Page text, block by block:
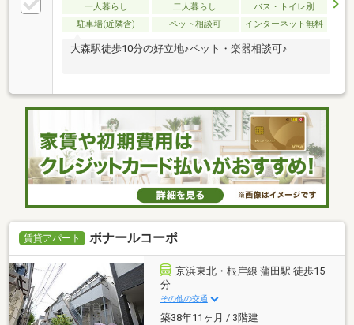
一人暮らし 二人暮らし
バス・トイレ別
駐車場(近隣含)
ペット相談可 インターネット無料
大森駅徒歩10分の好立地♪ペット・楽器相談可♪
賃貸アパート ボナールコーポ
京浜東北・根岸線 蒲田駅 徒歩15
分
その他の交通
築38年11ヶ月 / 3階建